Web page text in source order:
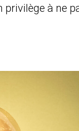
privilège à ne